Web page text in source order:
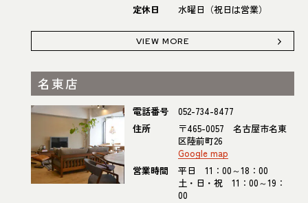
定休日
水曜日（祝日は営業）
VIEW MORE
名東店
電話番号
052-734-8477
住所
〒465-0057 名古屋市名東
区陸前町26
Google map
営業時間
平日 11：00～18：00
土・日・祝 11：00～19：
00